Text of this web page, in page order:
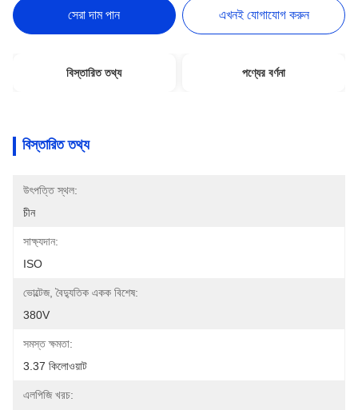
সেরা দাম পান এখনই যোগাযোগ করুন
বিস্তারিত তথ্য পণ্যের বর্ণনা
বিস্তারিত তথ্য
উৎপত্তি স্থল:
চীন
সাক্ষ্যদান:
ISO
ভোল্টেজ, বৈদ্যুতিক একক বিশেষ:
380V
সমস্ত ক্ষমতা:
3.37 কিলোওয়াট
এলপিজি খরচ: